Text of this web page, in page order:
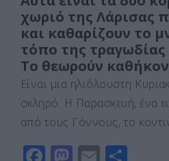
χωριό της Λάρισας
και καθαρίζουν το
τόπο της
Το θεωρούν
Είναι μια ηλιόλουστη
σκληρό. Η Παρασκευή, ένα
από τους Γόννους, το